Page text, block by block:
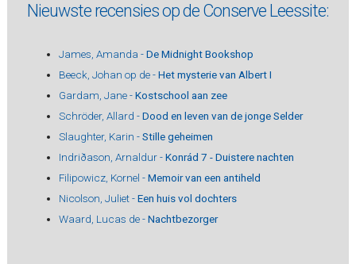
Nieuwste recensies op de Conserve Leessite:
James, Amanda -De Midnight Bookshop
Beeck, Johan op de -Het mysterie van Albert I
Gardam, Jane -Kostschool aan zee
Schröder, Allard -Dood en leven van de jonge Selder
Slaughter, Karin -Stille geheimen
Indriðason, Arnaldur -Konrád 7 - Duistere nachten
Filipowicz, Kornel -Memoir van een antiheld
Nicolson, Juliet -Een huis vol dochters
Waard, Lucas de -Nachtbezorger